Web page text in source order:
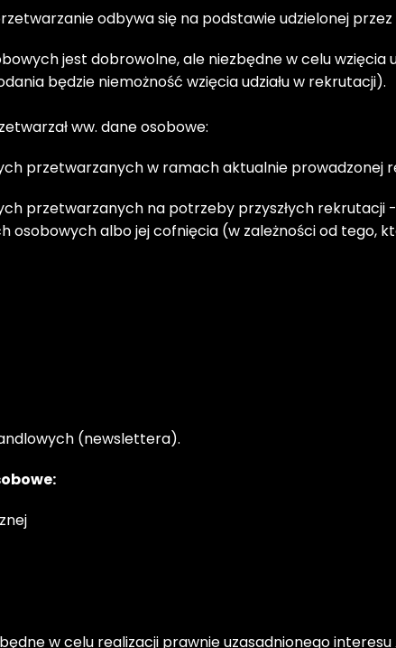
odbywa się na podstawie udzielonej
jest dobrowolne, ale niezbędne w celu
będzie niemożność wzięcia udziału w rekrutacji).
ww. dane osobowe:
przetwarzanych w ramach aktualnie
przetwarzanych na potrzeby przyszłych rekrutacji
osobowych albo jej cofnięcia (w zależności od tego,
(newslettera).
w celu realizacji prawnie uzasadnionego